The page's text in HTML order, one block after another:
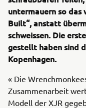
untermauern so das
Built“, anstatt
schweissen. Die
gestellt haben sind
Kopenhagen.
« Die
Zusammenarbeit
Modell der XJR